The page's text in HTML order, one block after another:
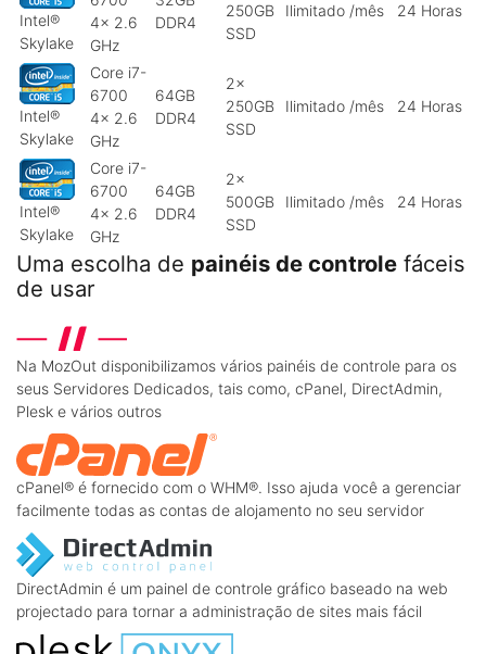
Intel®
Skylake
4x 2.6
GHz
DDR4
250GB
SSD
Ilimitado /mês 24 Horas
Intel®
Skylake
Core i7-
6700
4x 2.6
GHz
64GB
DDR4
2x
250GB
SSD
Ilimitado /mês 24 Horas
Intel®
Skylake
Core i7-
6700
4x 2.6
GHz
64GB
DDR4
2x
500GB
SSD
Ilimitado /mês 24 Horas
Uma escolha de painéis de controle fáceis
de usar
Na MozOut disponibilizamos vários painéis de controle para os
seus Servidores Dedicados, tais como, cPanel, DirectAdmin,
Plesk e vários outros
cPanel® é fornecido com o WHM®. Isso ajuda você a gerenciar
facilmente todas as contas de alojamento no seu servidor
DirectAdmin é um painel de controle gráfico baseado na web
projectado para tornar a administração de sites mais fácil